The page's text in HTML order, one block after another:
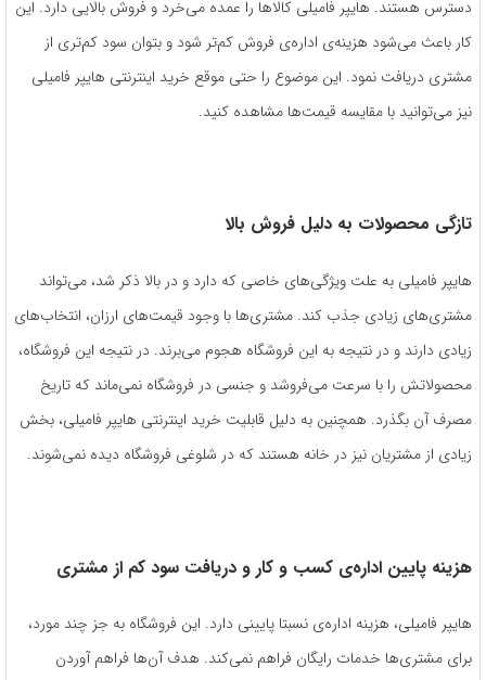
دسترس هستند. هایپر فامیلی کالاها را عمده می‌خرد و فروش بالایی دارد. این
کار باعث می‌شود هزینه‌ی اداره‌ی فروش کم‌تر شود و بتوان سود کم‌تری از
مشتری دریافت نمود. این موضوع را حتی موقع خرید اینترنتی هایپر فامیلی
نیز می‌توانید با مقایسه قیمت‌ها مشاهده کنید.
تازگی محصولات به دلیل فروش بالا
هایپر فامیلی به علت ویژگی‌های خاصی که دارد و در بالا ذکر شد، می‌تواند
مشتری‌های زیادی جذب کند. مشتری‌ها با وجود قیمت‌های ارزان، انتخاب‌های
زیادی دارند و در نتیجه به این فروشگاه‌ هجوم می‌برند. در نتیجه این فروشگاه‌،
محصولاتش را با سرعت می‌فروشد و جنسی در فروشگاه نمی‌ماند که تاریخ
مصرف آن بگذرد. همچنین به دلیل قابلیت خرید اینترنتی هایپر فامیلی، بخش
زیادی از مشتریان نیز در خانه هستند که در شلوغی فروشگاه دیده نمی‌شوند.
هزینه‌ پایین اداره‌ی کسب ‌و کار و دریافت سود کم از مشتری
هایپر فامیلی، هزینه‌ اداره‌ی نسبتا پایینی دارد. این فروشگاه به جز چند مورد،
برای مشتری‌ها خدمات رایگان فراهم نمی‌کند. هدف آن‌ها فراهم آوردن